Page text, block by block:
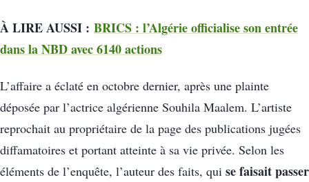
À LIRE AUSSI : BRICS : l’Algérie officialise son entrée
dans la NBD avec 6140 actions
L’affaire a éclaté en octobre dernier, après une plainte
déposée par l’actrice algérienne Souhila Maalem. L’artiste
reprochait au propriétaire de la page des publications jugées
diffamatoires et portant atteinte à sa vie privée. Selon les
éléments de l’enquête, l’auteur des faits, qui se faisait passer